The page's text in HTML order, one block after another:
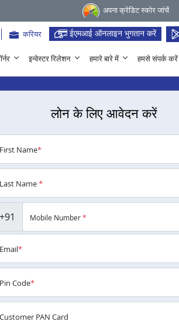
अपना क्रेडिट स्कोर जांचें
करियर ईएमआई ऑनलाइन भुगतान करें
इन्वेस्टर रिलेशन हमारे बारे में हमसे संपर्क करें
लोन के लिए आवेदन करें
First Name*
Last Name*
+91 Mobile Number*
Email*
Pin Code*
Customer PAN Card